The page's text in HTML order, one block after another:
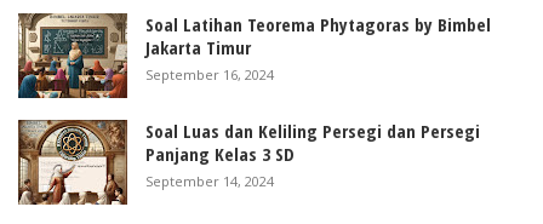
Soal Latihan Teorema Phytagoras by Bimbel
Jakarta Timur
September 16, 2024
Soal Luas dan Keliling Persegi dan Persegi
Panjang Kelas 3 SD
September 14, 2024